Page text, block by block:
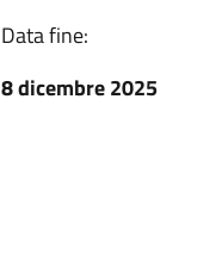
Data fine:
8 dicembre 2025